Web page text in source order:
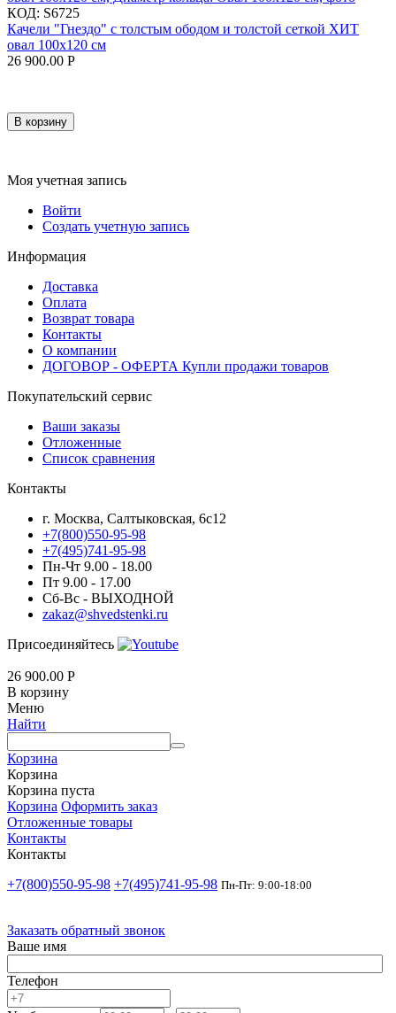
КОД: S6725
Качели "Гнездо" с толстым ободом и толстой сеткой ХИТ
овал 100x120 см
26 900.00 Р
В корзину
Моя учетная запись
Войти
Создать учетную запись
Информация
Доставка
Оплата
Возврат товара
Контакты
О компании
ДОГОВОР - ОФЕРТА Купли продажи товаров
Покупательский сервис
Ваши заказы
Отложенные
Список сравнения
Контакты
г. Москва, Салтыковская, 6с12
+7(800)550-95-98
+7(495)741-95-98
Пн-Чт 9.00 - 18.00
Пт 9.00 - 17.00
Сб-Вс - ВЫХОДНОЙ
zakaz@shvedstenki.ru
Присоединяйтесь
26 900.00 Р
В корзину
Меню
Найти
Корзина
Корзина
Корзина пуста
Корзина Оформить заказ
Отложенные товары
Контакты
Контакты
+7(800)550-95-98 +7(495)741-95-98 Пн-Пт: 9:00-18:00
Заказать обратный звонок
Ваше имя
Телефон